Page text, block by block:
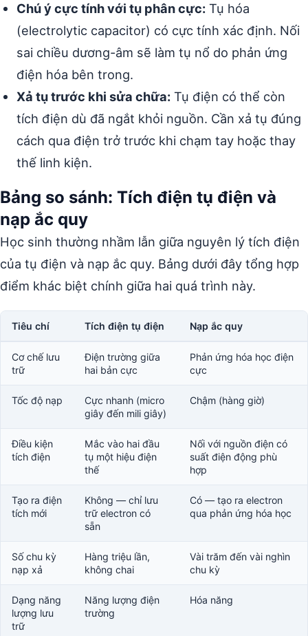
Chú ý cực tính với tụ phân cực: Tụ hóa
(electrolytic capacitor) có cực tính xác định. Nối
sai chiều dương-âm sẽ làm tụ nổ do phản ứng
điện hóa bên trong.
Xả tụ trước khi sửa chữa: Tụ điện có thể còn
tích điện dù đã ngắt khỏi nguồn. Cần xả tụ đúng
cách qua điện trở trước khi chạm tay hoặc thay
thế linh kiện.
Bảng so sánh: Tích điện tụ điện và
nạp ắc quy
Học sinh thường nhầm lẫn giữa nguyên lý tích điện
của tụ điện và nạp ắc quy. Bảng dưới đây tổng hợp
điểm khác biệt chính giữa hai quá trình này.
Tiêu chí Tích điện tụ điện Nạp ắc quy
Cơ chế lưu
trữ
Điện trường giữa
hai bản cực
Phản ứng hóa học điện
cực
Tốc độ nạp
Cực nhanh (micro
giây đến mili giây)
Chậm (hàng giờ)
Điều kiện
tích điện
Mắc vào hai đầu
tụ một hiệu điện
thế
Nối với nguồn điện có
suất điện động phù
hợp
Tạo ra điện
tích mới
Không — chỉ lưu
trữ electron có
sẵn
Có — tạo ra electron
qua phản ứng hóa học
Số chu kỳ
nạp xả
Hàng triệu lần,
không chai
Vài trăm đến vài nghìn
chu kỳ
Dạng năng
lượng lưu
trữ
Năng lượng điện
trường
Hóa năng